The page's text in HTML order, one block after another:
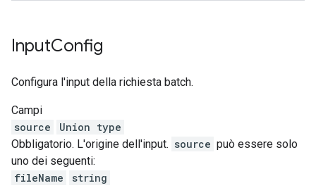
InputConfig
Configura l'input della richiesta batch.
Campi
source
Union type
Obbligatorio. L'origine dell'input. source può essere solo
uno dei seguenti:
fileName
string